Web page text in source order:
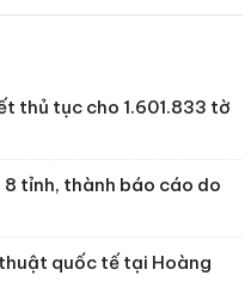
thủ tục cho 1.601.833 tờ
8 tỉnh, thành báo cáo do
quốc tế tại Hoàng